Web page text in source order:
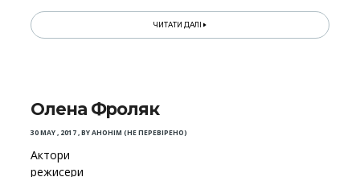
ЧИТАТИ ДАЛІ
Олена Фроляк
30 MAY , 2017,BYАНОНІМ (НЕ ПЕРЕВІРЕНО)
Актори
режисери